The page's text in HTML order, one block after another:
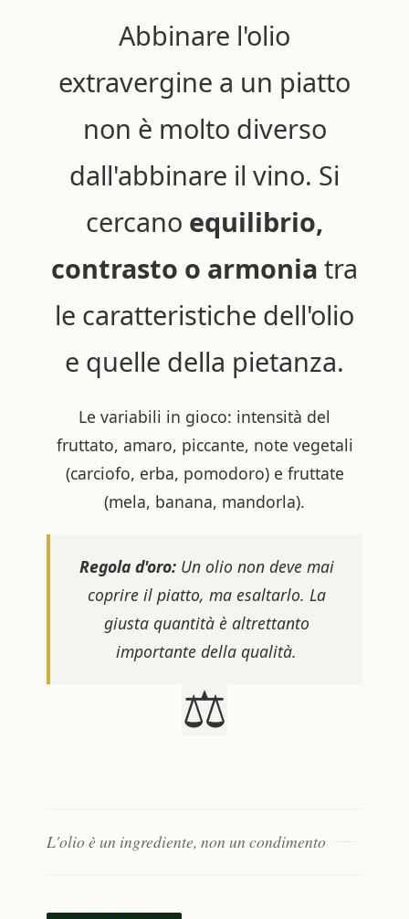
Abbinare l'olio
extravergine a un piatto
non è molto diverso
dall'abbinare il vino. Si
cercano equilibrio,
contrasto o armonia tra
le caratteristiche dell'olio
e quelle della pietanza.
Le variabili in gioco: intensità del
fruttato, amaro, piccante, note vegetali
(carciofo, erba, pomodoro) e fruttate
(mela, banana, mandorla).
Regola d'oro:Un olio non deve mai
coprire il piatto, ma esaltarlo. La
giusta quantità è altrettanto
importante della qualità.
⚖️
L'olio è un ingrediente, non un condimento